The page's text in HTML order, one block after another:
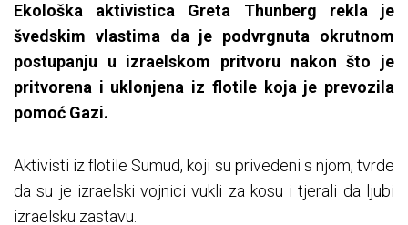
Ekološka aktivistica Greta Thunberg rekla je
švedskim vlastima da je podvrgnuta okrutnom
postupanju u izraelskom pritvoru nakon što je
pritvorena i uklonjena iz flotile koja je prevozila
pomoć Gazi.
Aktivisti iz flotile Sumud, koji su privedeni s njom, tvrde
da su je izraelski vojnici vukli za kosu i tjerali da ljubi
izraelsku zastavu.